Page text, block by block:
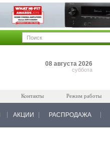
08 августа 2026
суббота
Контакты Режим работы
АКЦИИ РАСПРОДАЖА